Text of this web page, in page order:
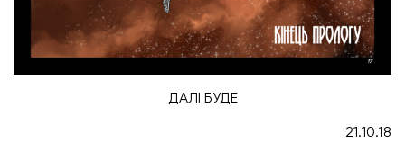
ДАЛІ БУДЕ
21.10.18